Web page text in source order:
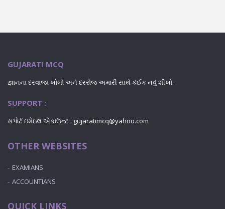
GUJARATI MCQ
જ્ઞાનના દરવાજા ખોલો અને દરરોજ અમારી સાથે કંઈક નવું શીખો.
SUPPORT :
સપોર્ટ ઇમેઇલ એકાઉન્ટ : gujaratimcq@yahoo.com
OTHER WEBSITES
EXAMIANS
ACCOUNTIANS
QUICK LINKS